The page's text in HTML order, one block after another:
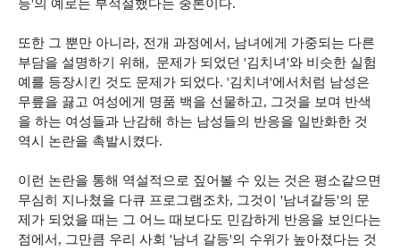
등'의 예로는 부적절했다는 중론이다.
또한 그 뿐만 아니라, 전개 과정에서, 남녀에게 가중되는 다른
부담을 설명하기 위해, 문제가 되었던 '김치녀'와 비슷한 실험
예를 등장시킨 것도 문제가 되었다. '김치녀'에서처럼 남성은
무릎을 끓고 여성에게 명품 백을 선물하고, 그것을 보며 반색
을 하는 여성들과 난감해 하는 남성들의 반응을 일반화한 것
역시 논란을 촉발시켰다.
이런 논란을 통해 역설적으로 짚어볼 수 있는 것은 평소같으면
무심히 지나쳤을 다큐 프로그램조차, 그것이 '남녀갈등'의 문
제가 되었을 때는 그 어느 때보다도 민감하게 반응을 보인다는
점에서, 그만큼 우리 사회 '남녀 갈등'의 수위가 높아졌다는 것